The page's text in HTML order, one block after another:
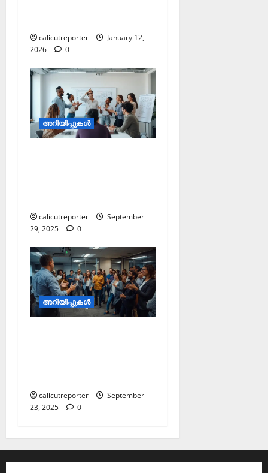
calicutreporter
January 12,
2026
0
അറിയിപ്പുകള്‍
calicutreporter
September
29, 2025
0
അറിയിപ്പുകള്‍
calicutreporter
September
23, 2025
0